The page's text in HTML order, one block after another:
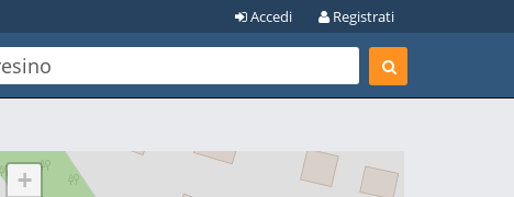
Registrati
Accedi
+